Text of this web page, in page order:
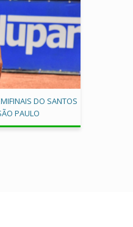
DO SANTOS
PAULO